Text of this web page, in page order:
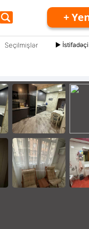
+
Seçilmişlər ► İstifadəçi